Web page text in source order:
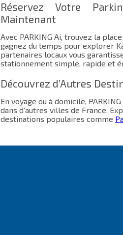
Réservez Votre
Maintenant
Avec PARKING Ai, trouvez la
gagnez du temps pour explorer
partenaires locaux vous
stationnement simple, rapide et
Découvrez d’Autres
En voyage ou à domicile,
dans d’autres villes de France.
destinations populaires comme